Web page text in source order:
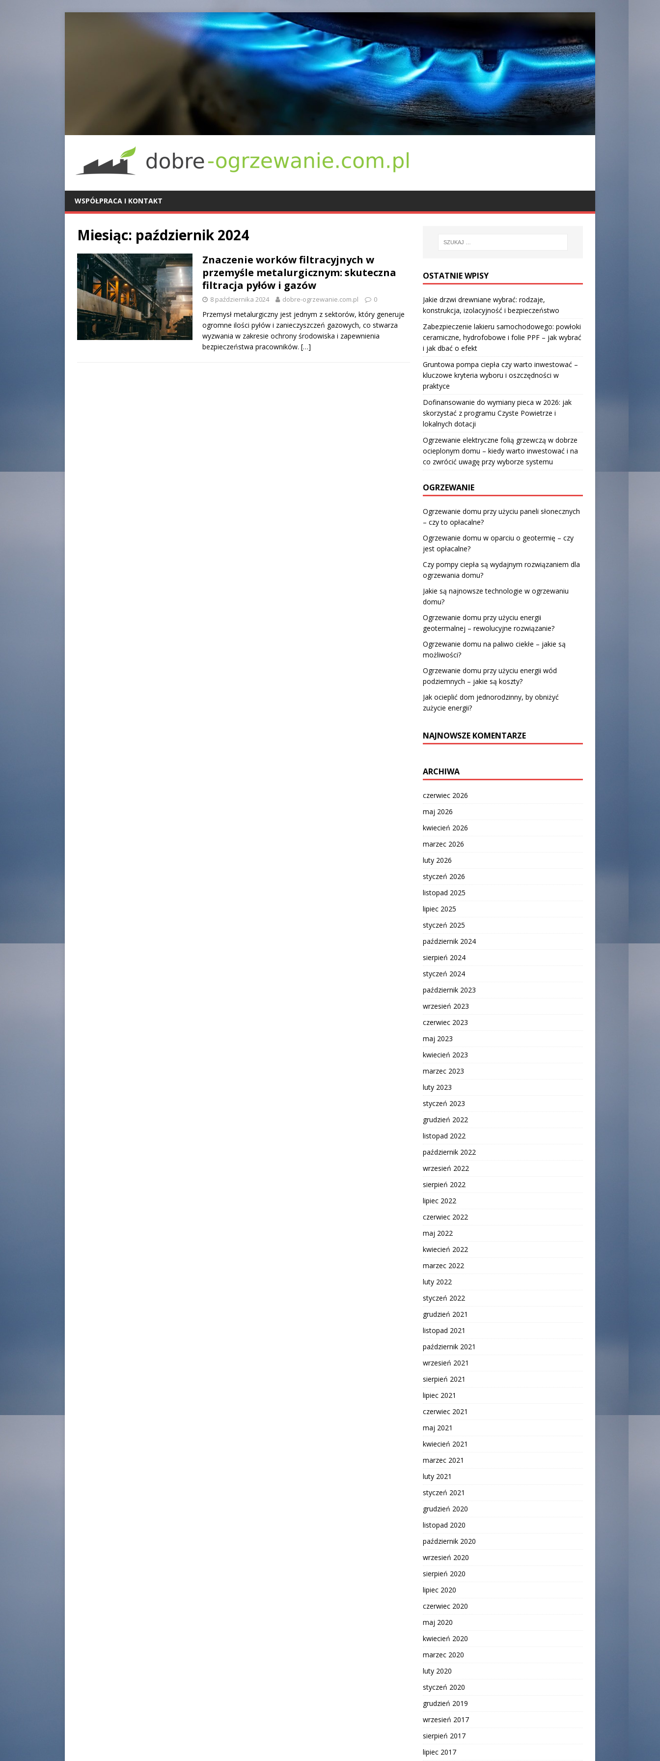
WSPÓŁPRACA I KONTAKT
Miesiąc: październik 2024
Znaczenie worków filtracyjnych w
przemyśle metalurgicznym: skuteczna
filtracja pyłów i gazów
8 października 2024 dobre-ogrzewanie.com.pl 0
Przemysł metalurgiczny jest jednym z sektorów, który generuje
ogromne ilości pyłów i zanieczyszczeń gazowych, co stwarza
wyzwania w zakresie ochrony środowiska i zapewnienia
bezpieczeństwa pracowników. […]
OSTATNIE WPISY
Jakie drzwi drewniane wybrać: rodzaje,
konstrukcja, izolacyjność i bezpieczeństwo
Zabezpieczenie lakieru samochodowego: powłoki
ceramiczne, hydrofobowe i folie PPF – jak wybrać
i jak dbać o efekt
Gruntowa pompa ciepła czy warto inwestować –
kluczowe kryteria wyboru i oszczędności w
praktyce
Dofinansowanie do wymiany pieca w 2026: jak
skorzystać z programu Czyste Powietrze i
lokalnych dotacji
Ogrzewanie elektryczne folią grzewczą w dobrze
ocieplonym domu – kiedy warto inwestować i na
co zwrócić uwagę przy wyborze systemu
OGRZEWANIE
Ogrzewanie domu przy użyciu paneli słonecznych
– czy to opłacalne?
Ogrzewanie domu w oparciu o geotermię – czy
jest opłacalne?
Czy pompy ciepła są wydajnym rozwiązaniem dla
ogrzewania domu?
Jakie są najnowsze technologie w ogrzewaniu
domu?
Ogrzewanie domu przy użyciu energii
geotermalnej – rewolucyjne rozwiązanie?
Ogrzewanie domu na paliwo ciekłe – jakie są
możliwości?
Ogrzewanie domu przy użyciu energii wód
podziemnych – jakie są koszty?
Jak ocieplić dom jednorodzinny, by obniżyć
zużycie energii?
NAJNOWSZE KOMENTARZE
ARCHIWA
czerwiec 2026
maj 2026
kwiecień 2026
marzec 2026
luty 2026
styczeń 2026
listopad 2025
lipiec 2025
styczeń 2025
październik 2024
sierpień 2024
styczeń 2024
październik 2023
wrzesień 2023
czerwiec 2023
maj 2023
kwiecień 2023
marzec 2023
luty 2023
styczeń 2023
grudzień 2022
listopad 2022
październik 2022
wrzesień 2022
sierpień 2022
lipiec 2022
czerwiec 2022
maj 2022
kwiecień 2022
marzec 2022
luty 2022
styczeń 2022
grudzień 2021
listopad 2021
październik 2021
wrzesień 2021
sierpień 2021
lipiec 2021
czerwiec 2021
maj 2021
kwiecień 2021
marzec 2021
luty 2021
styczeń 2021
grudzień 2020
listopad 2020
październik 2020
wrzesień 2020
sierpień 2020
lipiec 2020
czerwiec 2020
maj 2020
kwiecień 2020
marzec 2020
luty 2020
styczeń 2020
grudzień 2019
wrzesień 2017
sierpień 2017
lipiec 2017